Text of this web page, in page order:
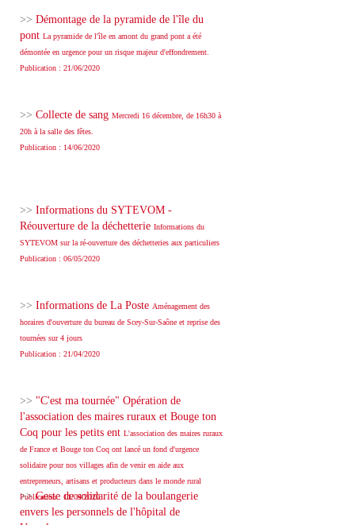
>> Démontage de la pyramide de l'île du
pont La pyramide de l'île en amont du grand pont a été
démontée en urgence pour un risque majeur d'effondrement.
Publication : 21/06/2020
>> Collecte de sang Mercredi 16 décembre, de 16h30 à
20h à la salle des fêtes.
Publication : 14/06/2020
>> Informations du SYTEVOM -
Réouverture de la déchetterie Informations du
SYTEVOM sur la ré-ouverture des déchetteries aux particuliers
Publication : 06/05/2020
>> Informations de La Poste Aménagement des
horaires d'ouverture du bureau de Scey-Sur-Saône et reprise des
tournées sur 4 jours
Publication : 21/04/2020
>> "C'est ma tournée" Opération de
l'association des maires ruraux et Bouge ton
Coq pour les petits ent L'association des maires ruraux
de France et Bouge ton Coq ont lancé un fond d'urgence
solidaire pour nos villages afin de venir en aide aux
entrepreneurs, artisans et producteurs dans le monde rural
Publication : 11/04/2020
>>Geste de solidarité de la boulangerie
envers les personnels de l'hôpital de